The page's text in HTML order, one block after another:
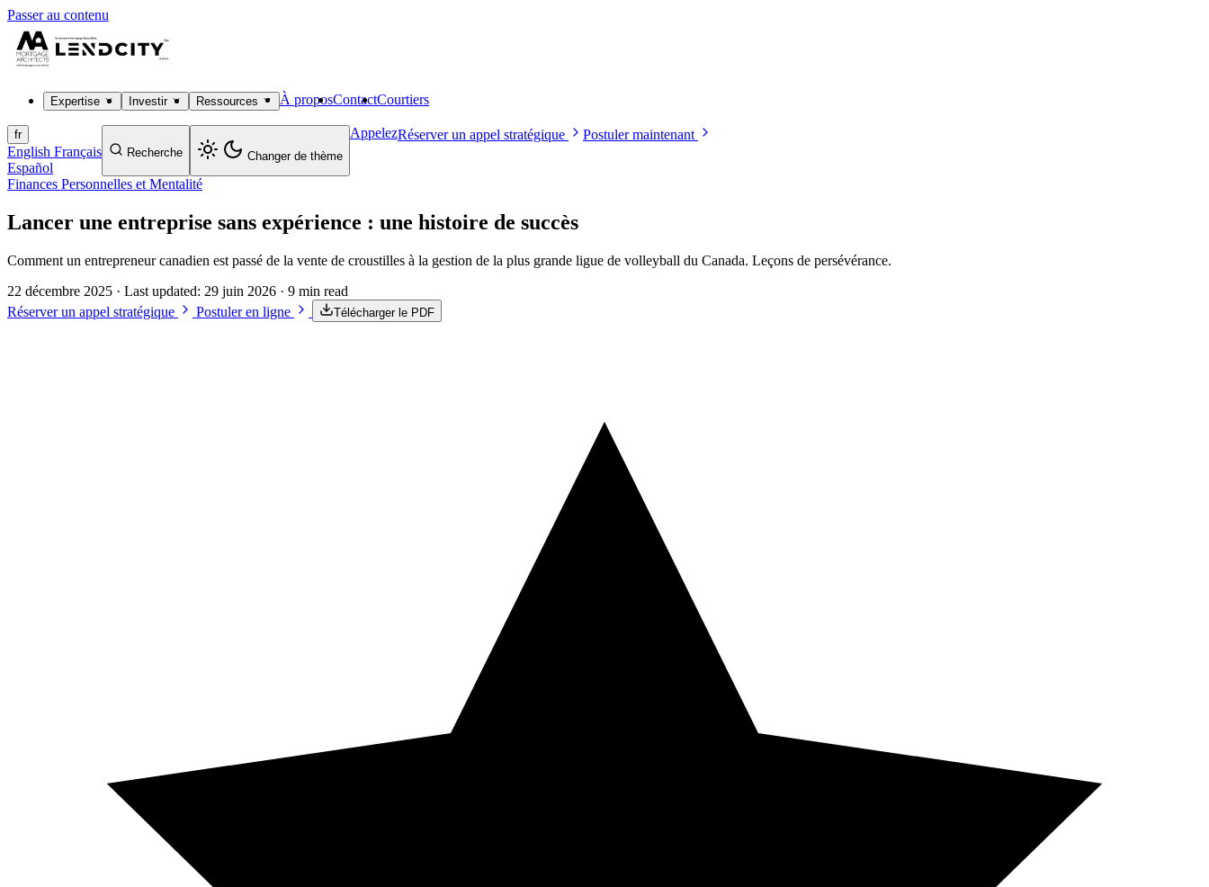
Passer au contenu
Expertise Investir Ressources À proposContactCourtiers
fr
English Français
Español
Recherche Changer de thème
AppelezRéserver un appel stratégique Postuler maintenant
Finances Personnelles et Mentalité
Lancer une entreprise sans expérience : une histoire de succès
Comment un entrepreneur canadien est passé de la vente de croustilles à la gestion de la plus grande ligue de volleyball du Canada. Leçons de persévérance.
22 décembre 2025 · Last updated: 29 juin 2026 · 9 min read
Réserver un appel stratégique
Postuler en ligne Télécharger le PDF